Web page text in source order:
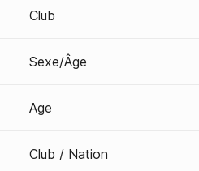
Club
Sexe/Âge
Age
Club / Nation